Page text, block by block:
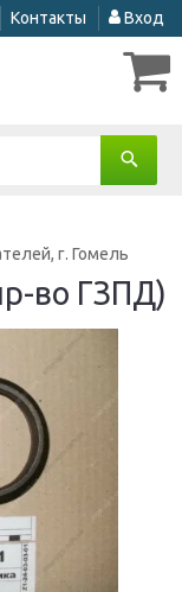
Контакты Вход
г. Гомель
во ГЗПД)